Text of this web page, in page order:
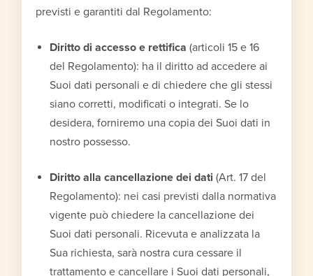
previsti e garantiti dal Regolamento:
Diritto di accesso e rettifica(articoli 15 e 16
del Regolamento): ha il diritto ad accedere ai
Suoi dati personali e di chiedere che gli stessi
siano corretti, modificati o integrati. Se lo
desidera, forniremo una copia dei Suoi dati in
nostro possesso.
Diritto alla cancellazione dei dati (Art. 17 del
Regolamento): nei casi previsti dalla normativa
vigente può chiedere la cancellazione dei
Suoi dati personali. Ricevuta e analizzata la
Sua richiesta, sarà nostra cura cessare il
trattamento e cancellare i Suoi dati personali,